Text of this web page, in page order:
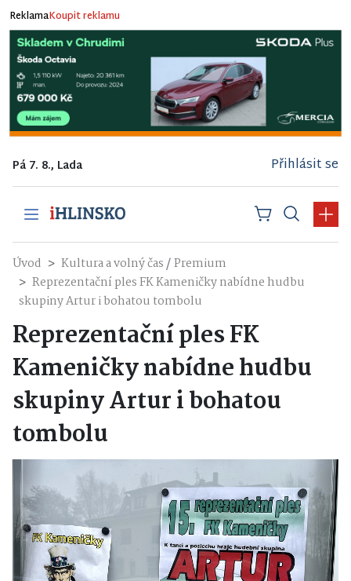
ReklamaKoupit reklamu
Pá 7. 8., Lada Přihlásit se
Úvod Kultura a volný čas/Premium
Reprezentační ples FK Kameničky nabídne hudbu
skupiny Artur i bohatou tombolu
Reprezentační ples FK
Kameničky nabídne hudbu
skupiny Artur i bohatou
tombolu